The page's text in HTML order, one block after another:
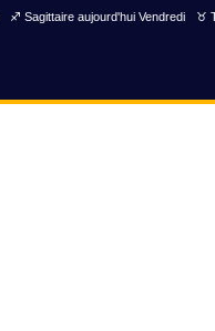
♐ Sagittaire aujourd'hui Vendredi ♉